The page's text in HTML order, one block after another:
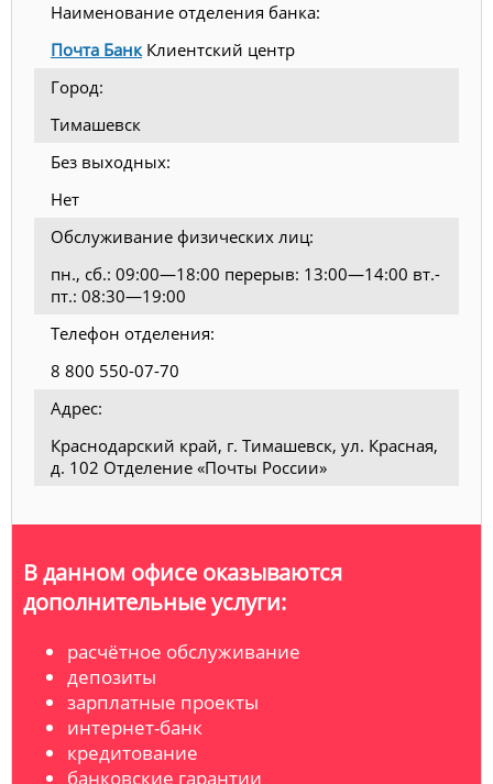
Наименование отделения банка:
Почта БанкКлиентский центр
Город:
Тимашевск
Без выходных:
Нет
Обслуживание физических лиц:
пн., сб.: 09:00—18:00 перерыв: 13:00—14:00 вт.-
пт.: 08:30—19:00
Телефон отделения:
8 800 550-07-70
Адрес:
Краснодарский край, г. Тимашевск, ул. Красная,
д. 102 Отделение «Почты России»
В данном офисе оказываются
дополнительные услуги:
расчётное обслуживание
депозиты
зарплатные проекты
интернет-банк
кредитование
банковские гарантии